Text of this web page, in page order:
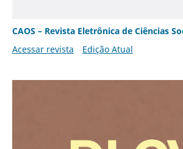
CAOS – Revista Eletrônica de Ciências
Acessar revista
Edição Atual